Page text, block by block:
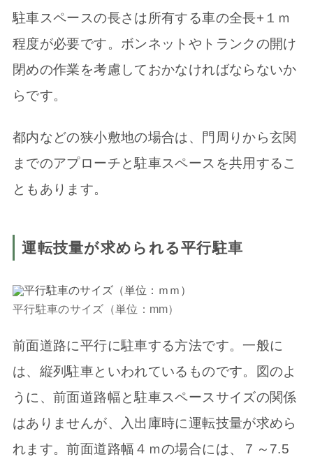
駐車スペースの長さは所有する車の全長+１ｍ
程度が必要です。ボンネットやトランクの開け
閉めの作業を考慮しておかなければならないか
らです。
都内などの狭小敷地の場合は、門周りから玄関
までのアプローチと駐車スペースを共用するこ
ともあります。
運転技量が求められる平行駐車
平行駐車のサイズ（単位：mm）
前面道路に平行に駐車する方法です。一般に
は、縦列駐車といわれているものです。図のよ
うに、前面道路幅と駐車スペースサイズの関係
はありませんが、入出庫時に運転技量が求めら
れます。前面道路幅４ｍの場合には、７～7.5